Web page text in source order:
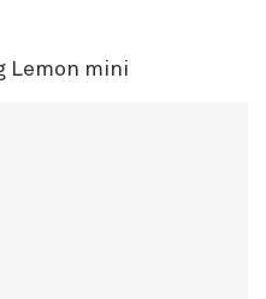
Lemon mini